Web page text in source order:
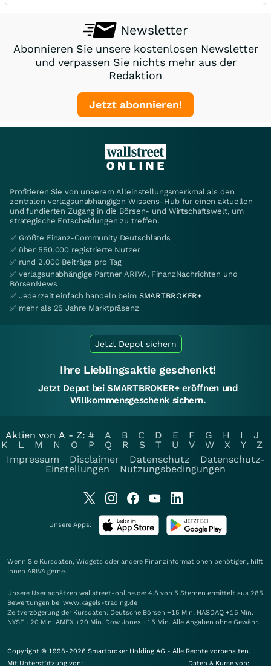
Newsletter
Abonnieren Sie unsere kostenlosen Newsletter
und verpassen Sie nichts mehr aus der
Redaktion
Jetzt abonnieren!
Profitieren Sie von unserem Alleinstellungsmerkmal als den
zentralen verlagsunabhängigen Wissens-Hub für einen aktuellen
und fundierten Zugang in die Börsen- und Wirtschaftswelt, um
strategische Entscheidungen zu treffen.
✅ Größte Finanz-Community Deutschlands
✅ über 550.000 registrierte Nutzer
✅ rund 2.000 Beiträge pro Tag
✅ verlagsunabhängige Partner ARIVA, FinanzNachrichten und
BörsenNews
✅ Jederzeit einfach handeln beim SMARTBROKER+
✅ mehr als 25 Jahre Marktpräsenz
Jetzt Depot sichern
Ihre Lieblingsaktie geschenkt!
Jetzt Depot bei SMARTBROKER+ eröffnen und
Willkommensgeschenk sichern.
Aktien von A - Z: # A B C D E F G H I
J
K
L M N O P Q R S T U V W X Y
Z
Impressum
Disclaimer Datenschutz
Datenschutz-
Einstellungen
Nutzungsbedingungen
Unsere Apps:
Wenn Sie Kursdaten, Widgets oder andere Finanzinformationen benötigen, hilft
Ihnen ARIVA gerne.
Unsere User schätzen wallstreet-online.de: 4.8 von 5 Sternen ermittelt aus 285
Bewertungen bei www.kagels-trading.de
Zeitverzögerung der Kursdaten: Deutsche Börsen +15 Min. NASDAQ +15 Min.
NYSE +20 Min. AMEX +20 Min. Dow Jones +15 Min. Alle Angaben ohne Gewähr.
Copyright © 1998-2026 Smartbroker Holding AG - Alle Rechte vorbehalten.
Mit Unterstützung von:
Daten & Kurse von: